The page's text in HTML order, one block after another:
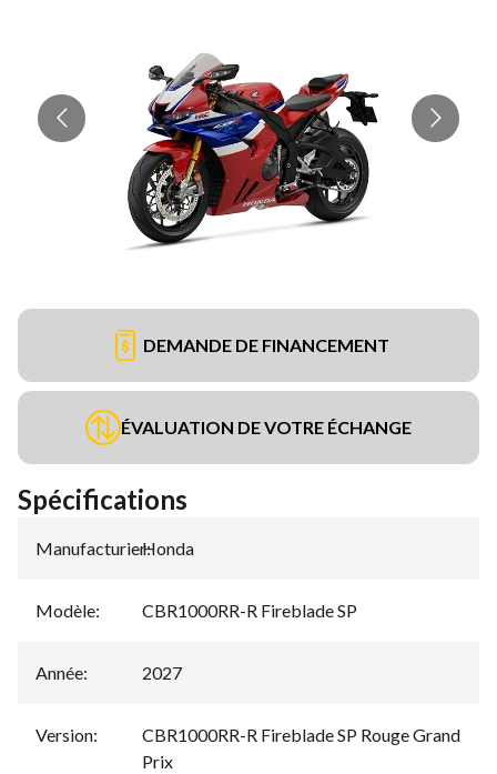
DEMANDE DE FINANCEMENT
ÉVALUATION DE VOTRE ÉCHANGE
Spécifications
Manufacturier:
Honda
Modèle: CBR1000RR-R Fireblade SP
Année: 2027
Version:
CBR1000RR-R Fireblade SP Rouge Grand
Prix